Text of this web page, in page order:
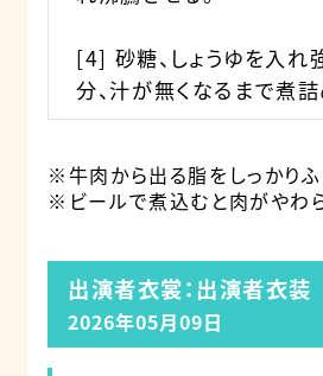
[4] 砂糖、しょうゆを入
分、汁が無くなるまで煮詰
※牛肉から出る脂をしっかりふ
※ビールで煮込むと肉がやわら
出演者衣裳：出演者衣装
2026年05月09日